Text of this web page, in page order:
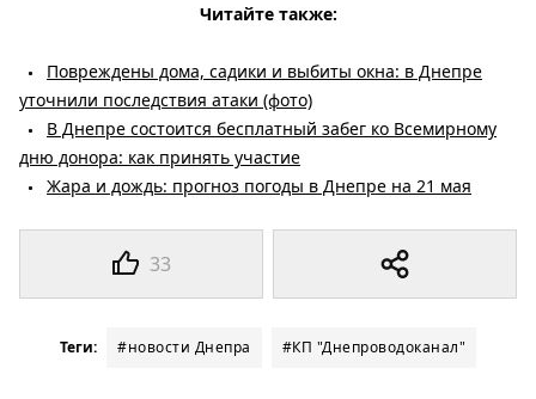
33
Читайте также:
Повреждены дома, садики и выбиты окна: в Днепре
уточнили последствия атаки (фото)
В Днепре состоится бесплатный забег ко Всемирному
дню донора: как принять участие
Жара и дождь: прогноз погоды в Днепре на 21 мая
Теги: #новости Днепра #КП "Днепроводоканал"